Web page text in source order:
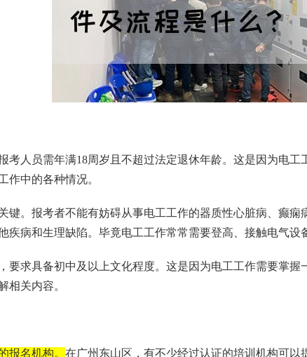
考人员需年满18周岁且不超过法定退休年龄。这是因为电
作中的各种情况。
键。报考者不能有妨碍从事电工工作的器质性心脏病、癫
疾病和生理缺陷。毕竟电工工作常常需要登高、接触电气设
要求具备初中及以上文化程度。这是因为电工工作需要掌
相关内容。
报名机构。 在广州东山区，有不少经过认证的培训机构可